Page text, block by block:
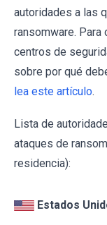
autoridades a las
ransomware.
centros de
sobre por qué
lea este artículo.
Lista de
ataques de
residencia):
Estados